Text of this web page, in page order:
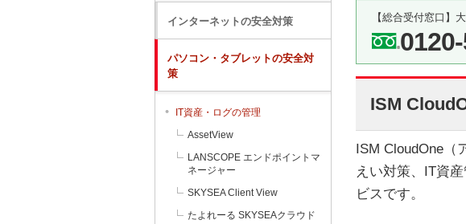
【総合受付窓口】
ISM
ISM CloudOne（
えい対策、IT資
ビスです。
インターネットの安全対策
パソコン・タブレットの安全対
策
IT資産・ログの管理
AssetView
LANSCOPE エンドポイントマ
ネージャー
SKYSEA Client View
たよれーる SKYSEAクラウド